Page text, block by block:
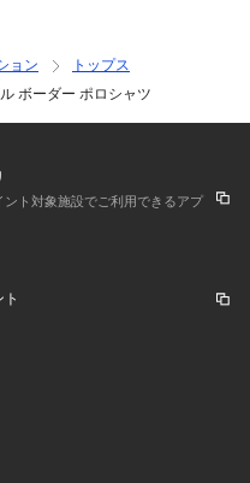
ョン
トップス
ボーダー ポロシャツ
ト対象施設でご利用できるアプ